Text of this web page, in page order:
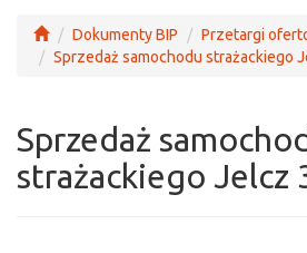
Dokumenty BIP Przetargi
Sprzedaż samochodu strażackiego
Sprzedaż
strażackiego Jelcz